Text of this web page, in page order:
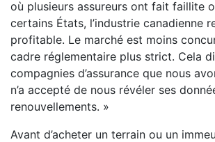
où plusieurs assureurs ont fait faillite
certains États, l’industrie canadienne
profitable. Le marché est moins
cadre réglementaire plus strict. Cela
compagnies d’assurance que nous
n’a accepté de nous révéler ses
renouvellements. »
Avant d’acheter un terrain ou un